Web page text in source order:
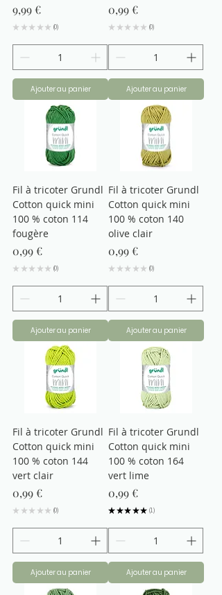
Prix
9,99 €
★ ★ ★ ★ ★ 0
0
Ajouter au panier
Prix
0,99 €
★ ★ ★ ★ ★ 0
0
Ajouter au panier
Fil à tricoter Grundl
Cotton quick mini
100 % coton 114
fougère
Prix
0,99 €
★ ★ ★ ★ ★ 0
0
Ajouter au panier
Fil à tricoter Grundl
Cotton quick mini
100 % coton 140
olive clair
Prix
0,99 €
★ ★ ★ ★ ★ 0
0
Ajouter au panier
Fil à tricoter Grundl
Cotton quick mini
100 % coton 144
vert clair
Prix
0,99 €
★ ★ ★ ★ ★ 0
0
Ajouter au panier
Fil à tricoter Grundl
Cotton quick mini
100 % coton 164
vert lime
Prix
0,99 €
★ ★★ ★★ 1
1
Ajouter au panier